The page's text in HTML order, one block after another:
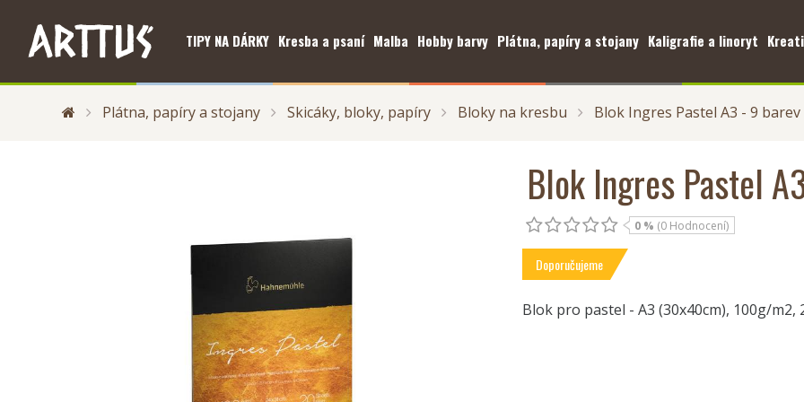
TIPY NA DÁRKY Kresba a psaní Malba Hobby barvy Plátna, papíry a stojany Kaligrafie a linoryt
Plátna, papíry a stojany Skicáky, bloky, papíry Bloky na kresbu Blok Ingres Pastel A3 - 9 barev
Blok Ingres Pastel
0 % (0 Hodnocení)
Doporučujeme
Blok pro pastel - A3 (30x40cm), 100g/